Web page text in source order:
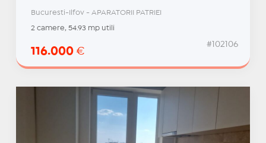
Bucuresti-Ilfov - APARATORII PATRIEI
2 camere, 54.93 mp utili
116.000 €
#102106